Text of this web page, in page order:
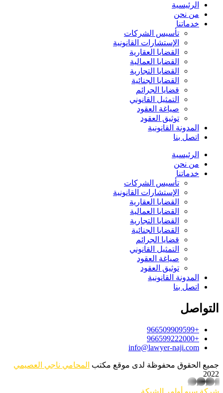
الرئيسية
من نحن
خدماتنا
تأسيس الشركات
الإستشارات القانونية
القضايا العقارية
القضايا العمالية
القضايا التجارية
القضايا الجنائية
قضايا الجرائم
التمثيل القانوني
صياغة العقود
توثيق العقود
المدونة القانونية
اتصل بنا
الرئيسية
من نحن
خدماتنا
تأسيس الشركات
الإستشارات القانونية
القضايا العقارية
القضايا العمالية
القضايا التجارية
القضايا الجنائية
قضايا الجرائم
التمثيل القانوني
صياغة العقود
توثيق العقود
المدونة القانونية
اتصل بنا
التواصل
+966509909599
+966599222000
info@lawyer-naji.com
جميع الحقوق محفوظة لدى موقع مكتب المحامي ناجي العصيمي
2022
شركة سيو أوامر الشبكة
whatsapp